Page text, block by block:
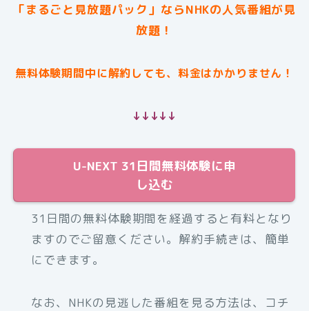
「まるごと見放題パック」ならNHKの人気番組が見
放題！
無料体験期間中に解約しても、料金はかかりません！
↓↓↓↓↓
U-NEXT 31日間無料体験に申
し込む
31日間の無料体験期間を経過すると有料となり
ますのでご留意ください。解約手続きは、簡単
にできます。
なお、NHKの見逃した番組を見る方法は、コチ